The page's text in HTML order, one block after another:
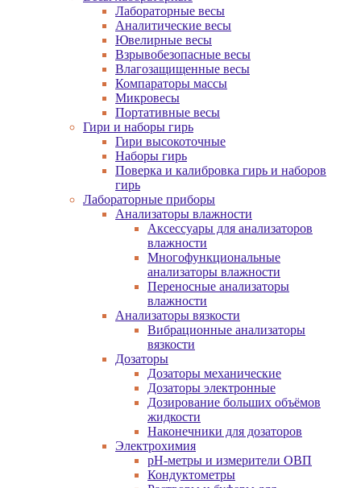
Лабораторные весы
Аналитические весы
Ювелирные весы
Взрывобезопасные весы
Влагозащищенные весы
Компараторы массы
Микровесы
Портативные весы
Гири и наборы гирь
Гири высокоточные
Наборы гирь
Поверка и калибровка гирь и наборов
гирь
Лабораторные приборы
Анализаторы влажности
Аксессуары для анализаторов
влажности
Многофункциональные
анализаторы влажности
Переносные анализаторы
влажности
Анализаторы вязкости
Вибрационные анализаторы
вязкости
Дозаторы
Дозаторы механические
Дозаторы электронные
Дозирование больших объёмов
жидкости
Наконечники для дозаторов
Электрохимия
pH-метры и измерители ОВП
Кондуктометры